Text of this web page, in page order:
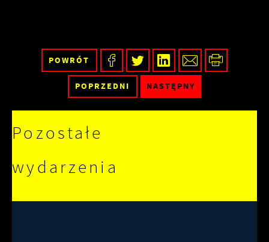
POWRÓT
POPRZEDNI NASTĘPNY
Pozostałe
wydarzenia
innych dostawców usług. Firmy te działają w
charakterze pośredników prezentujących nasze
treści w postaci wiadomości, ofert,